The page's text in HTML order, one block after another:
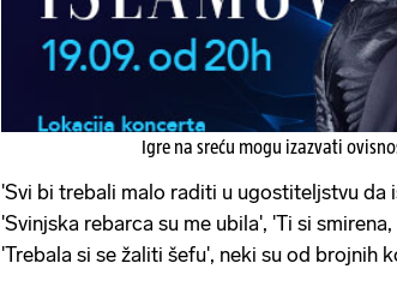
Igre na sreću mogu izazvati
'Svi bi trebali malo raditi u ugostiteljstvu da
'Svinjska rebarca su me ubila', 'Ti si
'Trebala si se žaliti šefu', neki su od brojnih